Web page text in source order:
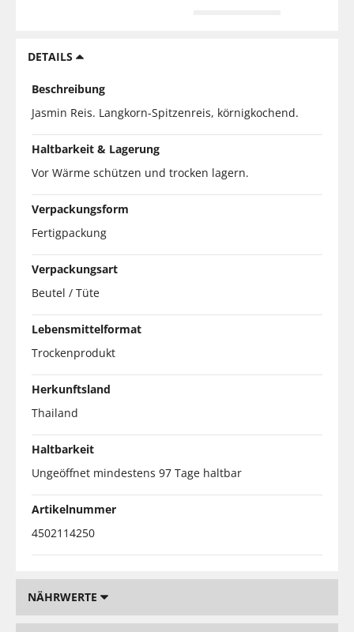
DETAILS
Beschreibung
Jasmin Reis. Langkorn-Spitzenreis, körnigkochend.
Haltbarkeit & Lagerung
Vor Wärme schützen und trocken lagern.
Verpackungsform
Fertigpackung
Verpackungsart
Beutel / Tüte
Lebensmittelformat
Trockenprodukt
Herkunftsland
Thailand
Haltbarkeit
Ungeöffnet mindestens 97 Tage haltbar
Artikelnummer
4502114250
NÄHRWERTE